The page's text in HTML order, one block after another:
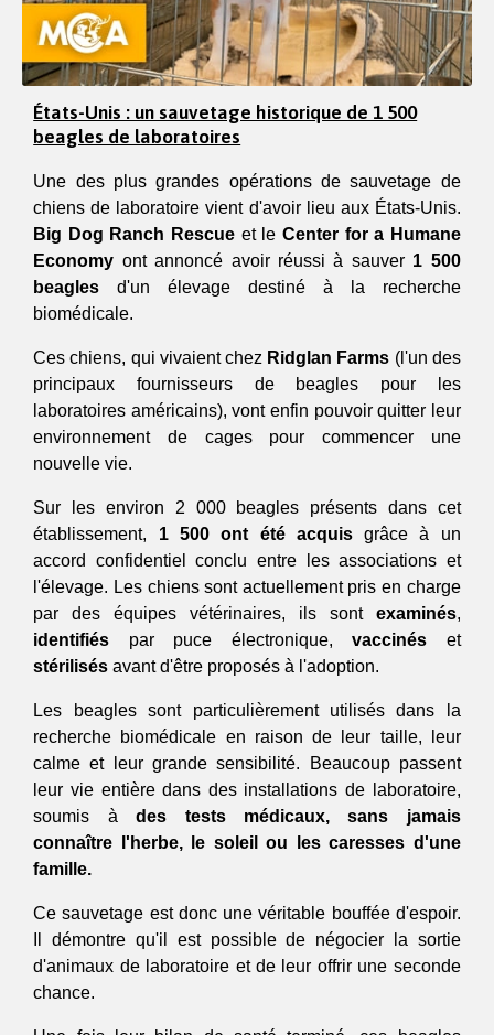
États-Unis : un sauvetage historique de 1 500
beagles de laboratoires
Une des plus grandes opérations de sauvetage de
Big Dog Ranch Rescue et le Center for a Humane
Economy ont annoncé avoir réussi à sauver 1 500
beagles d'un élevage destiné à la recherche
biomédicale.
Ces chiens, qui vivaient chez Ridglan Farms (l'un des
principaux fournisseurs de beagles pour les
laboratoires américains), vont enfin pouvoir quitter leur
environnement de cages pour commencer une
nouvelle vie.
Sur les environ 2 000 beagles présents dans cet
établissement, 1 500 ont été acquis grâce à un
accord confidentiel conclu entre les associations et
l'élevage. Les chiens sont actuellement pris en charge
par des équipes vétérinaires, ils sont examinés
identifiés par puce électronique, vaccinés
et
stérilisés avant d'être proposés à l'adoption.
Les beagles sont particulièrement utilisés dans la
recherche biomédicale en raison de leur taille, leur
calme et leur grande sensibilité. Beaucoup passent
leur vie entière dans des installations de laboratoire,
soumis à des tests médicaux, sans jamais
connaître l'herbe, le soleil ou les caresses d'une
famille.
Ce sauvetage est donc une véritable bouffée d'espoir.
Il démontre qu'il est possible de négocier la sortie
d'animaux de laboratoire et de leur offrir une seconde
chance.